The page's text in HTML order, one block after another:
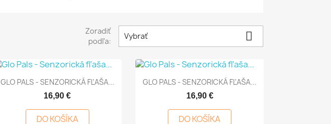
Zoradiť
podľa:
Vybrať 
 Rýchly náhľad
GLO PALS - SENZORICKÁ FĽAŠA...
16,90 €
DO KOŠÍKA
 Rýchly náhľad
GLO PALS - SENZORICKÁ FĽAŠA...
16,90 €
DO KOŠÍKA